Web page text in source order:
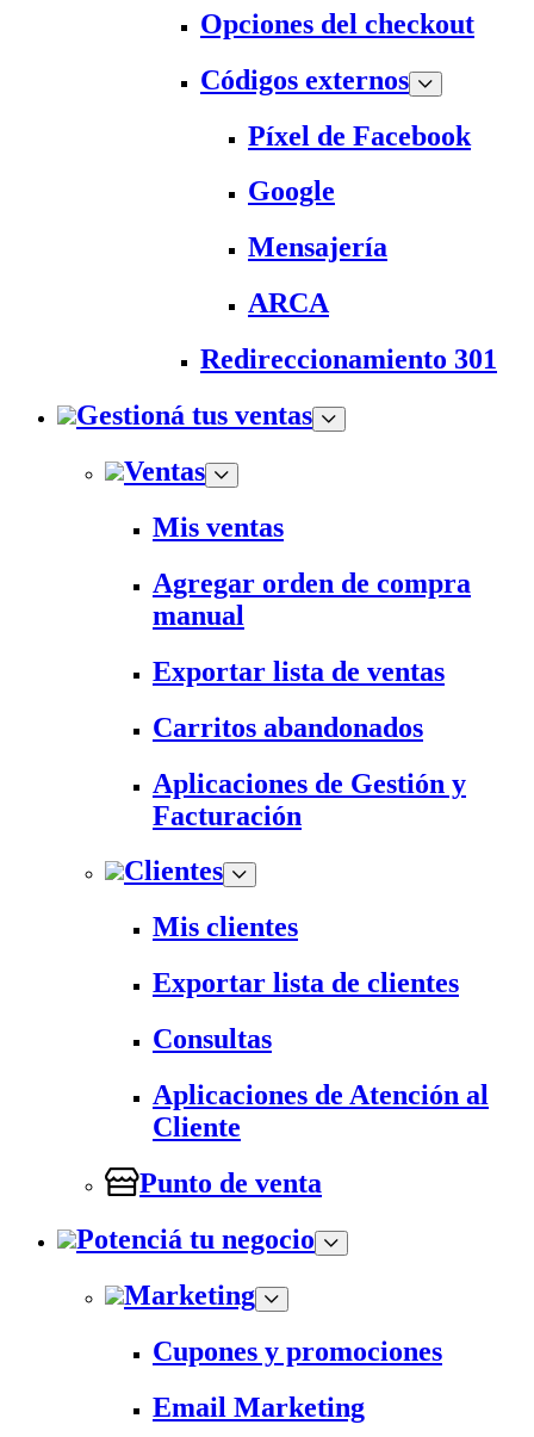
Opciones del checkout
Códigos externos
Píxel de Facebook
Google
Mensajería
ARCA
Redireccionamiento 301
Gestioná tus ventas
Ventas
Mis ventas
Agregar orden de compra
manual
Exportar lista de ventas
Carritos abandonados
Aplicaciones de Gestión y
Facturación
Clientes
Mis clientes
Exportar lista de clientes
Consultas
Aplicaciones de Atención al
Cliente
Punto de venta
Potenciá tu negocio
Marketing
Cupones y promociones
Email Marketing